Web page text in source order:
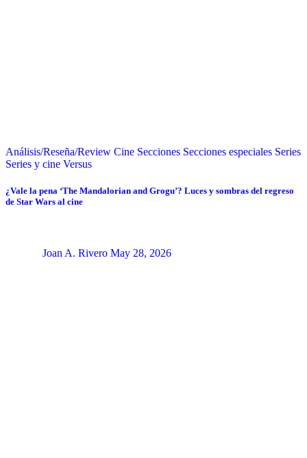
Análisis/Reseña/Review Cine Secciones Secciones especiales Series
Series y cine Versus
¿Vale la pena ‘The Mandalorian and Grogu’? Luces y sombras del regreso
de Star Wars al cine
Joan A. Rivero May 28, 2026